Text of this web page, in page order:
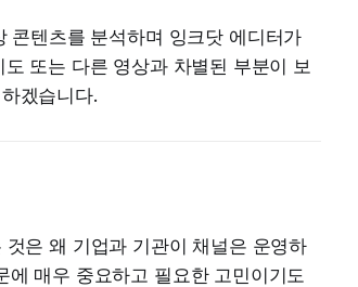
콘텐츠를 분석하며 잉크닷 에디터가
또는 다른 영상과 차별된 부분이 보
겠습니다.
은 왜 기업과 기관이 채널은 운영하
매우 중요하고 필요한 고민이기도